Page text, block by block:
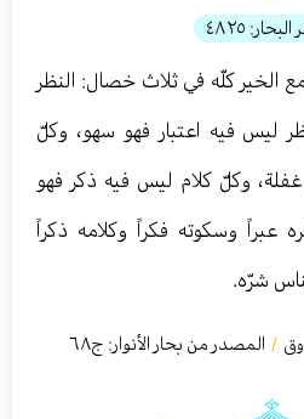
٤٨٢٥
الخير كلّه في ثلاث خصال: النظر
ليس فيه اعتبار فهو سهو، وكلّ
وكلّ كلام ليس فيه ذكر فهو
عبراً وسكوته فكراً وكلامه ذكراً
شرّه.
/ المصدر من بحار الأنوار: ج٦٨